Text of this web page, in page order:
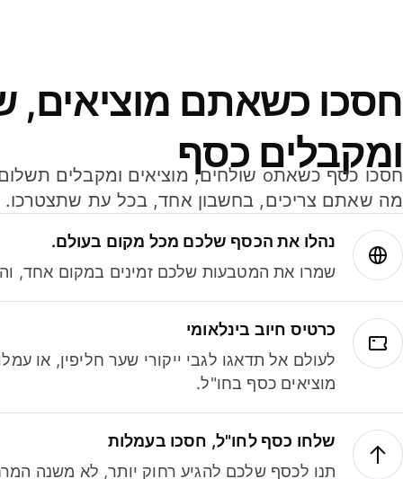
חסכו כשאתם מוציאים,
ומקבלים כסף
מה שאתם צריכים, בחשבון אחד, בכל עת שתצטרכו.
נהלו את הכסף שלכם מכל מקום בעולם.
שמרו את המטבעות שלכם זמינים במקום אחד,
כרטיס חיוב בינלאומי
לעולם אל תדאגו לגבי ייקורי שער חליפין, או
מוציאים כסף בחו"ל.
שלחו כסף לחו"ל, חסכו בעמלות
תנו לכסף שלכם להגיע רחוק יותר, לא משנה